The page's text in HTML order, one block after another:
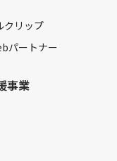
クリップ
パートナー
事業